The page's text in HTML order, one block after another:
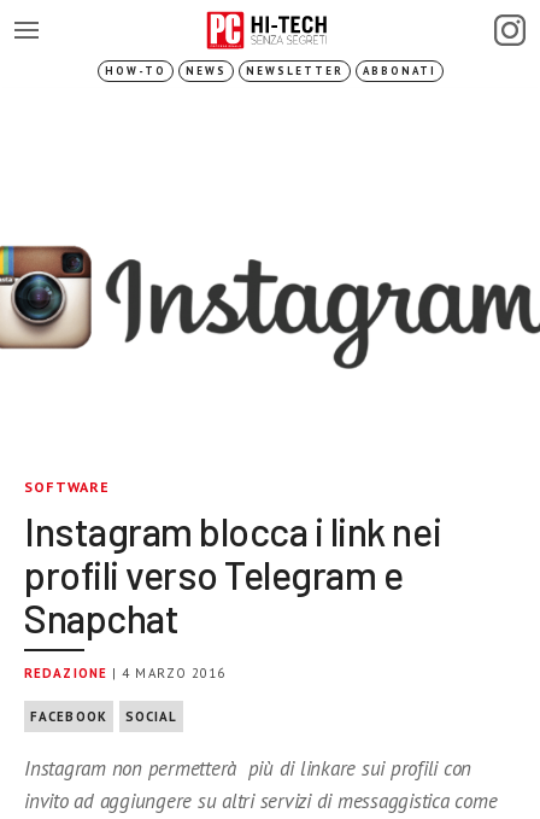
HOW-TO NEWS NEWSLETTER ABBONATI
SOFTWARE
Instagram blocca i link nei
profili verso Telegram e
Snapchat
REDAZIONE | 4 MARZO 2016
FACEBOOK SOCIAL
Instagram non permetterà più di linkare sui profili con
invito ad aggiungere su altri servizi di messaggistica come